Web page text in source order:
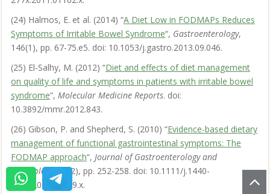
(24) Halmos, E. et al. (2014) “A Diet Low in FODMAPs Reduces
Symptoms of Irritable Bowel Syndrome“, Gastroenterology,
146(1), pp. 67-75.e5. doi: 10.1053/j.gastro.2013.09.046.
(25) El-Salhy, M. (2012) “Diet and effects of diet management
on quality of life and symptoms in patients with irritable bowel
syndrome“, Molecular Medicine Reports. doi:
10.3892/mmr.2012.843.
(26) Gibson, P. and Shepherd, S. (2010) “Evidence-based dietary
management of functional gastrointestinal symptoms: The
FODMAP approach“, Journal of Gastroenterology and
Hepatology, 25(2), pp. 252-258. doi: 10.1111/j.1440-
1746.2009.06149.x.